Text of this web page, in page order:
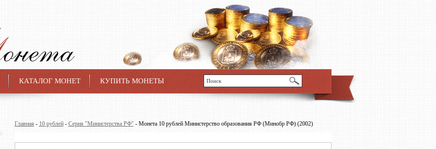
КАТАЛОГ МОНЕТ КУПИТЬ МОНЕТЫ
Главная - 10 рублей- Серия "Министерства РФ" - Монета 10 рублей Министерство образования РФ (Минобр РФ) (2002)